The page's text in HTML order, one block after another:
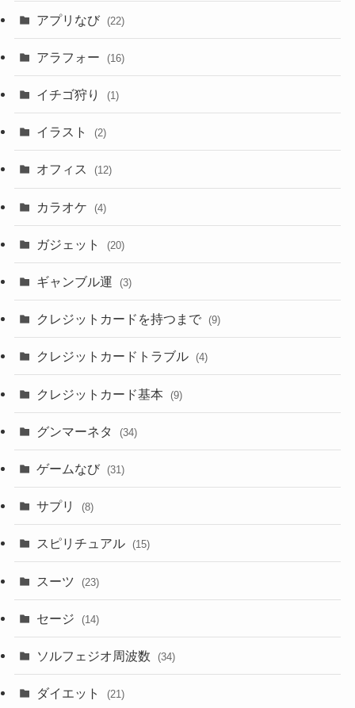
アプリなび (22)
アラフォー (16)
イチゴ狩り (1)
イラスト (2)
オフィス (12)
カラオケ (4)
ガジェット (20)
ギャンブル運 (3)
クレジットカードを持つまで (9)
クレジットカードトラブル (4)
クレジットカード基本 (9)
グンマーネタ (34)
ゲームなび (31)
サプリ (8)
スピリチュアル (15)
スーツ (23)
セージ (14)
ソルフェジオ周波数 (34)
ダイエット (21)